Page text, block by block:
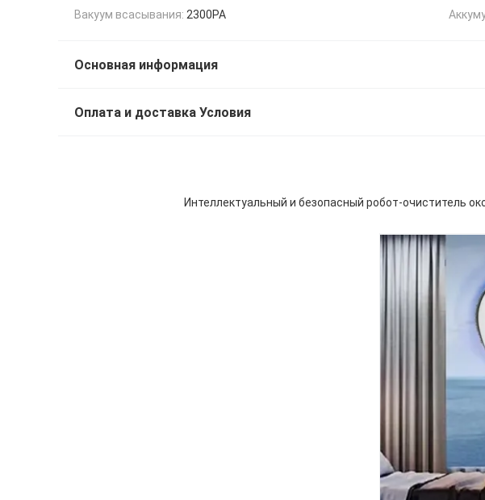
Вакуум всасывания: 2300PA
Основная информация
Оплата и доставка Условия
Интеллектуальный и безопасный робот-очиститель